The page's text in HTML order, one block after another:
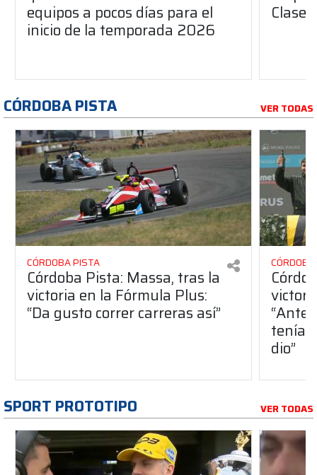
equipos a pocos días para el
inicio de la temporada 2026
Clase
CÓRDOBA PISTA VER TODAS
CÓRDOBA PISTA
Córdoba Pista: Massa, tras la
victoria en la Fórmula Plus:
“Da gusto correr carreras así”
dio”
SPORT PROTOTIPO VER TODAS